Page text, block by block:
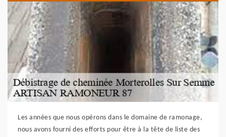
Les années que nous opérons dans le domaine de ramonage,
nous avons fourni des efforts pour être à la tête de liste des